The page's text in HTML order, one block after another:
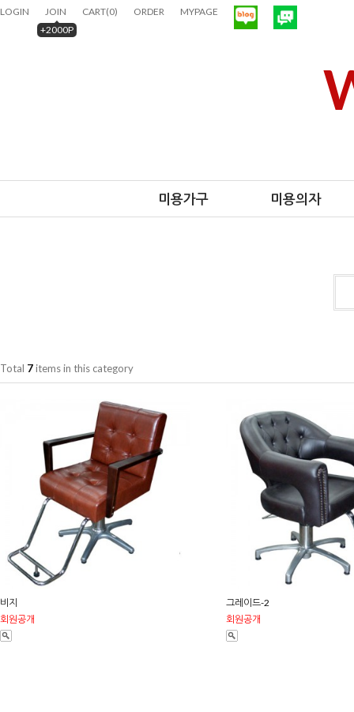
LOGIN
JOIN
+2000P
CART(0) ORDER MYPAGE
미용가구 미용의자
Total 7items in this category
비지
회원공개
그레이드-2
회원공개